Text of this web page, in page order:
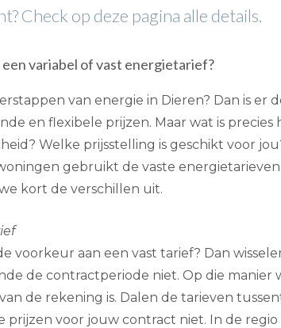
Check op deze pagina alle details.
een variabel of vast energietarief?
van energie in Dieren? Dan is er
en flexibele prijzen. Maar wat is precies
Welke prijsstelling is geschikt voor
gebruikt de vaste
kort de verschillen uit.
voorkeur aan een vast tarief? Dan
de contractperiode niet. Op die manier
de rekening is. Dalen de tarieven
prijzen voor jouw contract niet. In de regio